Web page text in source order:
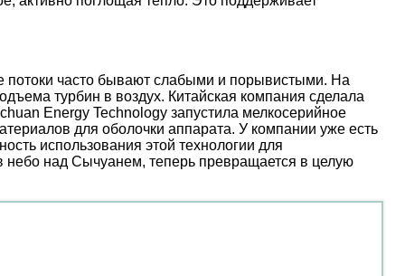
потоки часто бывают слабыми и порывистыми. На
турбин в воздух. Китайская компания сделала
Energy Technology запустила мелкосерийное
для оболочки аппарата. У компании уже есть
использования этой технологии для
небо над Сычуанем, теперь превращается в целую